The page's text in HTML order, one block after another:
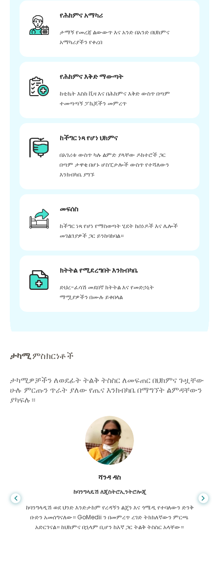
የሕክምና አማካሪ
ታማኝ የመረጃ ልውውጥ እና አንድ በአንድ በህክምና
አማካሪያችን የቀረበ
የሕክምና እቅድ ማውጣት
ከቲኬት እስከ ቪዛ እና በሕክምና እቅድ ውስጥ በጣም
ተመጣጣኝ ፓኬጆችን መምረጥ
ከችግር ነጻ የሆነ ህክምና
በአገሪቱ ውስጥ ካሉ ልምድ ያላቸው ዶክተሮች ጋር
በጣም ታዋቂ በሆኑ ሆስፒታሎች ውስጥ የተሻለውን
እንክብካቤ ያግኙ
መፍሰስ
ከችግር ነጻ የሆነ የማስወጣት ሂደት ከሰነዶች እና ሌሎች
መገልገያዎች ጋር ይንከባከባል።
ክትትል የሚደረግበት እንክብካቤ
ድህረ-ፈሳሽ መደበኛ ክትትል እና የመድኃኒት
ማሟያዎችን በሙሉ ይቀበላል
ታካሚምስክርነቶች
ታካሚዎቻችን ለወደፊት ትልቅ ትስስር ለመፍጠር በህክምና ጉዟቸው
ሁሉ ምርጡን ጥራት ያለው የጤና እንክብካቤ በማግኘት ልምዳቸውን
ያካፍሉ።
ሻንዳ ዳስ
ከባንግላዴሽ ለጂስትሮኢንትሮሎጂ
ከባንግላዲሽ ወደ ህንድ እንድታከም የረዳኝን ልጄን እና ጎሜዲ የተባለውን ድንቅ
ቡድን አመሰግናለው። GoMedii ን በመምረጥ ረገድ ትክክለኛውን ምርጫ
አድርገናል። ከህክምና በኋላም ቢሆን ከእኛ ጋር ትልቅ ትስስር አላቸው።